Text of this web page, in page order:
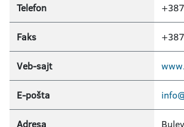
Telefon
Faks
Veb-sajt
E-pošta
Adresa